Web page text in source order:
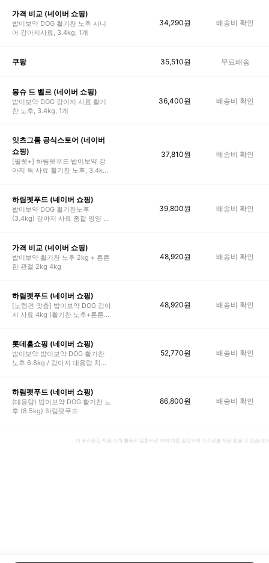
가격 비교 (네이버 쇼핑)
밥이보약 DOG 활기찬 노후 시니
어 강아지사료, 3.4kg, 1개
34,290원 배송비 확인
쿠팡 35,510원 무료배송
몽슈 드 벨르 (네이버 쇼핑)
밥이보약 DOG 강아지 사료 활기
찬 노후, 3.4kg, 1개
36,400원 배송비 확인
잇츠그룸 공식스토어 (네이버
쇼핑)
[필렛+] 하림펫푸드 밥이보약 강
아지 독 사료 활기찬 노후, 3.4kg,
37,810원 배송비 확인
하림펫푸드 (네이버 쇼핑)
밥이보약 DOG 활기찬노후
(3.4kg) 강아지 사료 종합 영양 노
39,800원 배송비 확인
가격 비교 (네이버 쇼핑)
밥이보약 활기찬 노후 2kg + 튼튼
한 관절 2kg 4kg
48,920원 배송비 확인
하림펫푸드 (네이버 쇼핑)
[노령견 맞춤] 밥이보약 DOG 강아
지 사료 4kg (활기찬 노후+튼튼한
48,920원 배송비 확인
롯데홈쇼핑 (네이버 쇼핑)
밥이보약 밥이보약 DOG 활기찬
노후 6.8kg / 강아지 대용량 처방
52,770원 배송비 확인
하림펫푸드 (네이버 쇼핑)
(대용량) 밥이보약 DOG 활기찬 노
후 (8.5kg) 하림펫푸드
86,800원 배송비 확인
이 포스팅은 제품 소개 활동의 일환으로 이에 따른 일정액의 수수료를 제공 받을 수 있습니다